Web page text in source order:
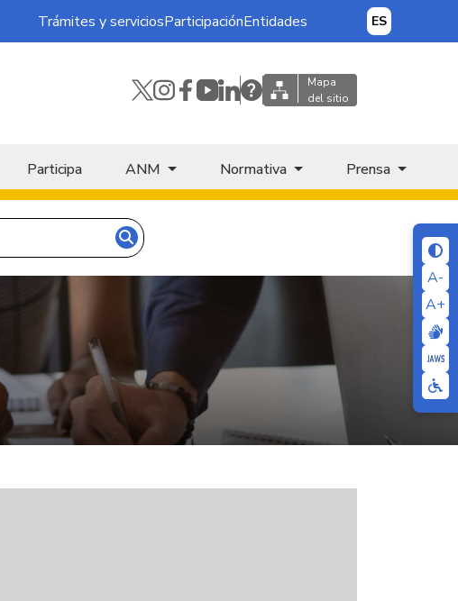
A-
A+
Trámites y serviciosParticipaciónEntidades ES
Mapa
del sitio
Participa ANM Normativa Prensa